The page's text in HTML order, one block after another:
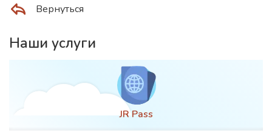
Вернуться
Наши услуги
JR Pass